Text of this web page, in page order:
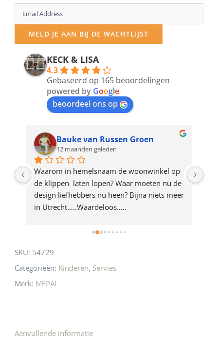
Enter
your
email
address
product
MELD JE AAN BIJ DE WACHTLIJST
KECK & LISA
4.3
Gebaseerd op 165 beoordelingen
powered by Google
beoordeel ons op
Bauke van Russen Groen
12 maanden geleden
Waarom in hemelsnaam de woonwinkel op
de klippen  laten lopen? Waar moeten nu de
design liefhebbers nu heen? Bijna niets meer
in Utrecht…..Waardeloos…..
SKU: 54729
Categorieën: Kinderen, Servies
Merk: MEPAL
Aanvullende informatie